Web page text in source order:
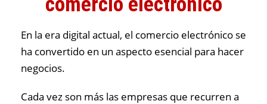
En la era digital actual, el comercio electrónico se
ha convertido en un aspecto esencial para hacer
negocios.
Cada vez son más las empresas que recurren a